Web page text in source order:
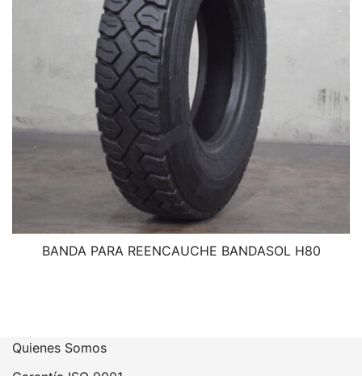
BANDA PARA REENCAUCHE BANDASOL H80
Quienes Somos